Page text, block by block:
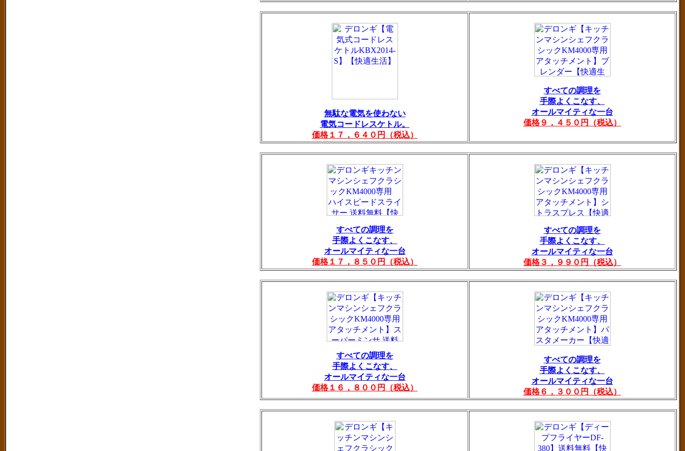
無駄な電気を使わない
電気コードレスケトル。
価格１７，６４０円（税込）
すべての調理を
手際よくこなす、
オールマイティな一台
価格９，４５０円（税込）
すべての調理を
手際よくこなす、
オールマイティな一台
価格１７，８５０円（税込）
すべての調理を
手際よくこなす、
オールマイティな一台
価格３，９９０円（税込）
すべての調理を
手際よくこなす、
オールマイティな一台
価格１６，８００円（税込）
すべての調理を
手際よくこなす、
オールマイティな一台
価格６，３００円（税込）